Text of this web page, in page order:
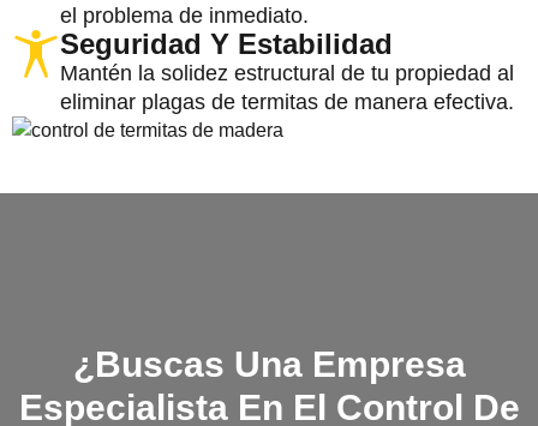
el problema de inmediato.
Seguridad Y Estabilidad
Mantén la solidez estructural de tu propiedad al
eliminar plagas de termitas de manera efectiva.
¿Buscas Una Empresa
Especialista En El Control De